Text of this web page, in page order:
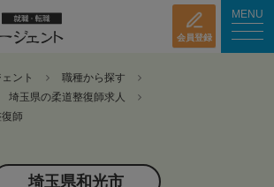
会員登録
MENU
ント
職種から探す
埼玉県の柔道整復師求人
師
埼玉県和光市